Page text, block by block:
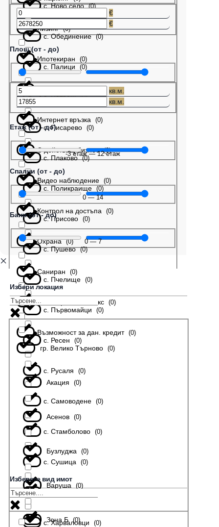
с. Ново село (0)
с. Обединение (0)
с. Палици (0)
с. Патреш (0)
с. Писарево (0)
с. Плаково (0)
с. Поликраище (0)
с. Присово (0)
с. Пушево (0)
с. Пчелище (0)
с. Първомайци (0)
с. Ресен (0)
с. Русаля (0)
с. Самоводене (0)
с. Стамболово (0)
с. Сушица (0)
с. Харваловци (0)
Лизинг (0)
Ипотекиран (0)
Интернет връзка (0)
С действащ бизнес (0)
Видео наблюдение (0)
Контрол на достъпа (0)
Охрана (0)
Саниран (0)
В затворен комплекс (0)
Възможност за дан. кредит (0)
€
€
Площ (от - до)
кв.м.
кв.м.
Етаж (от - до)
-3етаж—12етаж
Спални (от - до)
0—14
Бани (от - до)
0—7
Избери локация
гр. Велико Търново (0)
Акация (0)
Асенов (0)
Бузлуджа (0)
Варуша (0)
Зона Б (0)
Изберете вид имот